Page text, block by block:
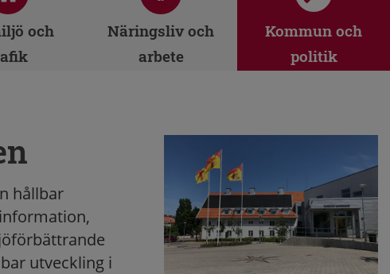
och
Näringsliv och
arbete
Kommun och
politik
hållbar
utveckling i